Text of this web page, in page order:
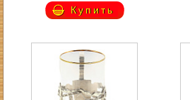
Купить